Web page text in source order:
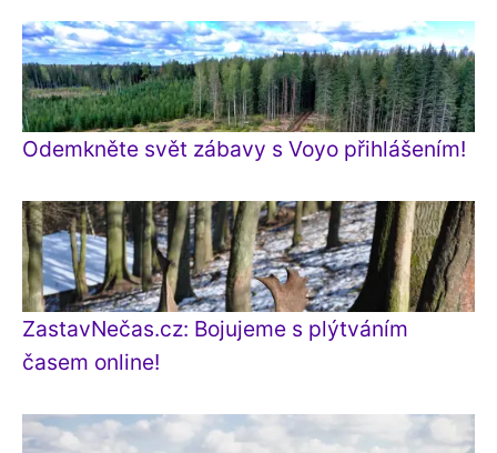
Odemkněte svět zábavy s Voyo přihlášením!
ZastavNečas.cz: Bojujeme s plýtváním
časem online!